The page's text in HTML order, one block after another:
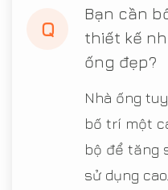
Q
Bạn cần
thiết kế
ống đẹp?
Nhà ống
bố trí một
bộ để tăng
sử dụng